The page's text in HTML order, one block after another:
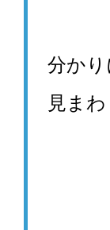
分か
見まわ